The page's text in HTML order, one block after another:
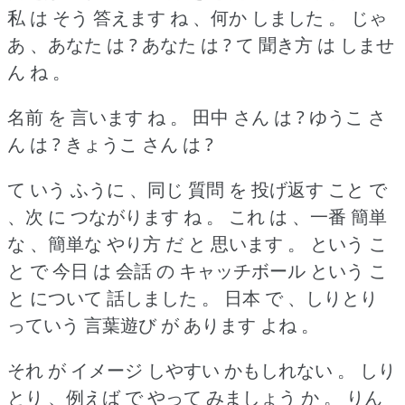
私 は そう 答えます ね 、何か しました 。
じゃ
あ 、あなた は ? あなた は ? て 聞き方 は しませ
ん ね 。
名前 を 言います ね 。
田中 さん は ? ゆうこ さ
ん は ? きょうこ さん は ?
て いう ふうに 、同じ 質問 を 投げ返す こと で
、次 に つながります ね 。
これ は 、一番 簡単
な 、簡単な やり方 だ と 思います 。
という こ
と で 今日 は 会話 の キャッチボール という こ
と について 話しました 。
日本 で 、しりとり
っていう 言葉遊び が あります よね 。
それ が イメージ しやすい かもしれない 。
しり
とり 、例えば で やって みましょう か 。
りん